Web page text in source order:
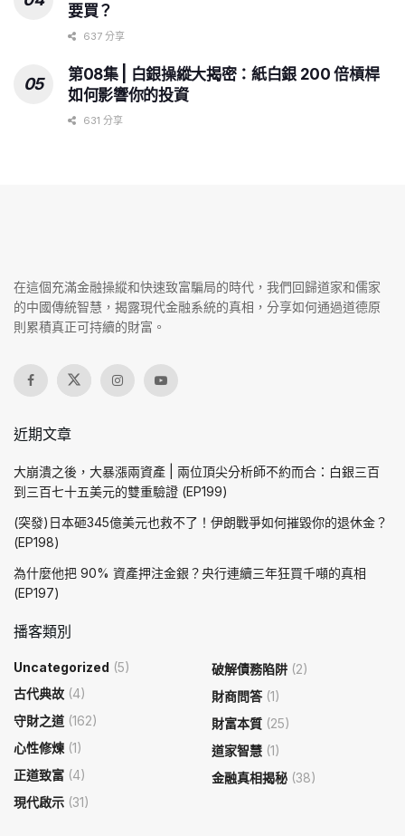
要買？
637 分享
第08集 | 白銀操縱大揭密：紙白銀 200 倍槓桿
如何影響你的投資
631 分享
在這個充滿金融操縱和快速致富騙局的時代，我們回歸道家和儒家
的中國傳統智慧，揭露現代金融系統的真相，分享如何通過道德原
則累積真正可持續的財富。
近期文章
大崩潰之後，大暴漲兩資產 | 兩位頂尖分析師不約而合：白銀三百
到三百七十五美元的雙重驗證 (EP199)
(突發)日本砸345億美元也救不了！伊朗戰爭如何摧毀你的退休金？
(EP198)
為什麼他把 90% 資產押注金銀？央行連續三年狂買千噸的真相
(EP197)
播客類別
Uncategorized (5)
古代典故 (4)
守財之道 (162)
心性修煉 (1)
正道致富 (4)
現代啟示 (31)
破解債務陷阱 (2)
財商問答(1)
財富本質 (25)
道家智慧 (1)
金融真相揭秘 (38)